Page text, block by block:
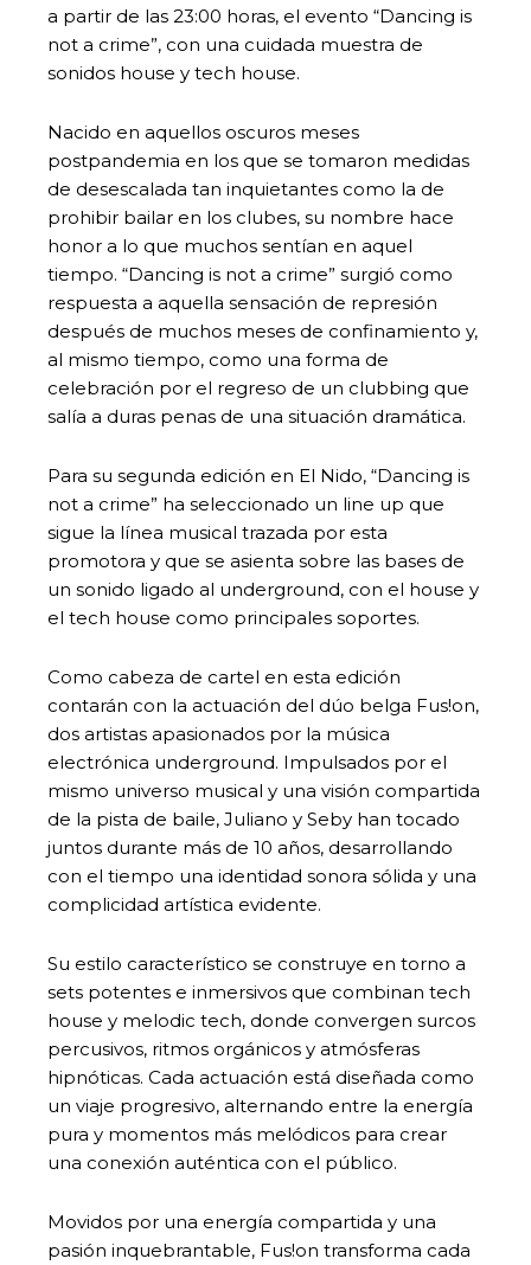
a partir de las 23:00 horas, el evento “Dancing is
not a crime”, con una cuidada muestra de
sonidos house y tech house.
Nacido en aquellos oscuros meses
postpandemia en los que se tomaron medidas
de desescalada tan inquietantes como la de
prohibir bailar en los clubes, su nombre hace
honor a lo que muchos sentían en aquel
tiempo. “Dancing is not a crime” surgió como
respuesta a aquella sensación de represión
después de muchos meses de confinamiento y,
al mismo tiempo, como una forma de
celebración por el regreso de un clubbing que
salía a duras penas de una situación dramática.
Para su segunda edición en El Nido, “Dancing is
not a crime” ha seleccionado un line up que
sigue la línea musical trazada por esta
promotora y que se asienta sobre las bases de
un sonido ligado al underground, con el house y
el tech house como principales soportes.
Como cabeza de cartel en esta edición
contarán con la actuación del dúo belga Fus!on,
dos artistas apasionados por la música
electrónica underground. Impulsados por el
mismo universo musical y una visión compartida
de la pista de baile, Juliano y Seby han tocado
juntos durante más de 10 años, desarrollando
con el tiempo una identidad sonora sólida y una
complicidad artística evidente.
Su estilo característico se construye en torno a
sets potentes e inmersivos que combinan tech
house y melodic tech, donde convergen surcos
percusivos, ritmos orgánicos y atmósferas
hipnóticas. Cada actuación está diseñada como
un viaje progresivo, alternando entre la energía
pura y momentos más melódicos para crear
una conexión auténtica con el público.
Movidos por una energía compartida y una
pasión inquebrantable, Fus!on transforma cada